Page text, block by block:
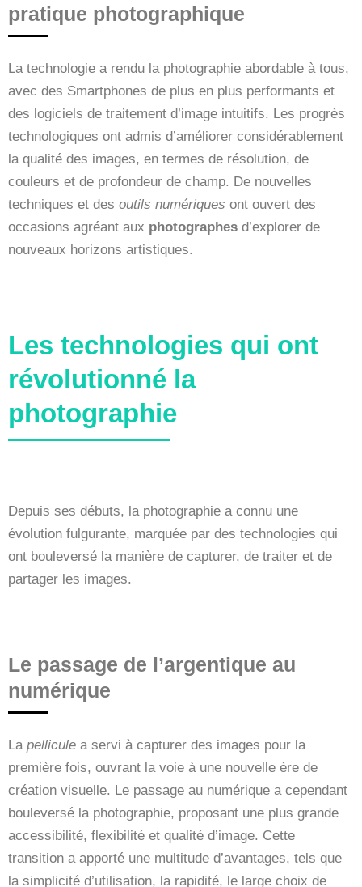
pratique photographique
La technologie a rendu la photographie abordable à tous,
avec des Smartphones de plus en plus performants et
des logiciels de traitement d’image intuitifs. Les progrès
technologiques ont admis d’améliorer considérablement
la qualité des images, en termes de résolution, de
couleurs et de profondeur de champ. De nouvelles
techniques et des outils numériques ont ouvert des
occasions agréant aux photographes d’explorer de
nouveaux horizons artistiques.
Les technologies qui ont
révolutionné la
photographie
Depuis ses débuts, la photographie a connu une
évolution fulgurante, marquée par des technologies qui
ont bouleversé la manière de capturer, de traiter et de
partager les images.
Le passage de l’argentique au
numérique
La pellicule a servi à capturer des images pour la
première fois, ouvrant la voie à une nouvelle ère de
création visuelle. Le passage au numérique a cependant
bouleversé la photographie, proposant une plus grande
accessibilité, flexibilité et qualité d’image. Cette
transition a apporté une multitude d’avantages, tels que
la simplicité d’utilisation, la rapidité, le large choix de